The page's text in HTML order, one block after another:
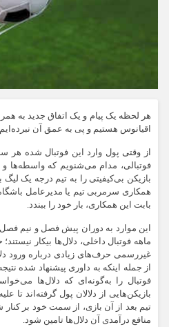
هر لحظه یک پیام و یک اتفاق جدید به
اقیانوس هستیم و پی به عمق آن
از وقتی پول وارد این فوتبال شده
فوتبالی، مدام می‌شنویم که واسطه‌ها و
بازیکن بی‌کیفیتی را به تیم درجه یک لیگ
همکاری سرمربی تیم یا مدیرعامل
بابت این همکاری، بار خود را ببندد.
ماهه فوتبال داخلی، دلال‌ها بیکار
غیررسمی حرف‌های زیادی درباره ورود
از جمله اینکه به داوری پیشنهاد شده
فوتبال را به‌گونه‌ای که دلال‌ها
بازیکن‌هایی از دلالان پول گرفته‌اند تا
تیم بعد از آن بازی، از سمت خود بر
منافع درآمدی آن دلال‌ها تامین شود.